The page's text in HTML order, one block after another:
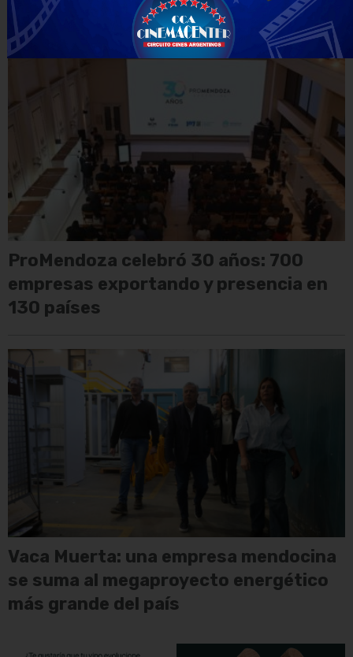
14 puntajes perfectos de 100 puntos
ProMendoza celebró 30 años: 700
empresas exportando y presencia en
130 países
Vaca Muerta: una empresa mendocina
se suma al megaproyecto energético
más grande del país